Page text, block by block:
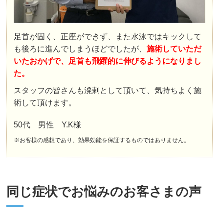
足首が固く、正座ができず、また水泳ではキックして
も後ろに進んでしまうほどでしたが、施術していただ
いたおかげで、足首も飛躍的に伸びるようになりまし
た。
スタッフの皆さんも溌剌として頂いて、気持ちよく施
術して頂けます。
50代 男性 Y.K様
※お客様の感想であり、効果効能を保証するものではありません。
同じ症状でお悩みのお客さまの声